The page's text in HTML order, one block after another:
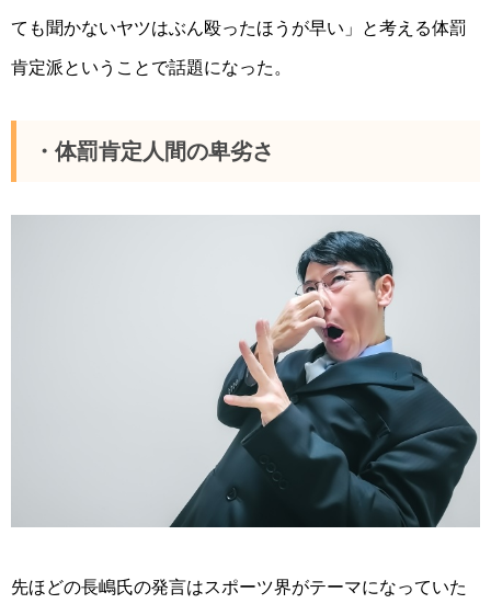
ても聞かないヤツはぶん殴ったほうが早い」と考える体罰
肯定派ということで話題になった。
・体罰肯定人間の卑劣さ
先ほどの長嶋氏の発言はスポーツ界がテーマになっていた